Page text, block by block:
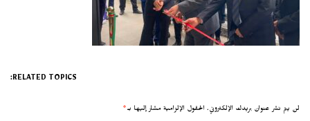
RELATED TOPICS:
لن يتم نشر عنوان بريدك الإلكتروني. الحقول الإلزامية مشار إليها بـ*